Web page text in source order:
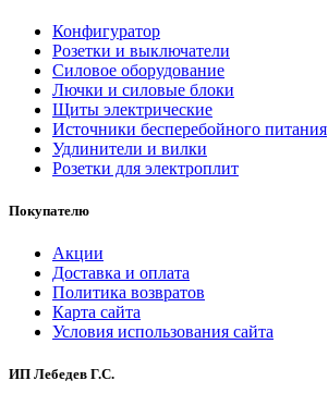
Конфигуратор
Розетки и выключатели
Силовое оборудование
Лючки и силовые блоки
Щиты электрические
Источники бесперебойного питания
Удлинители и вилки
Розетки для электроплит
Покупателю
Акции
Доставка и оплата
Политика возвратов
Карта сайта
Условия использования сайта
ИП Лебедев Г.С.